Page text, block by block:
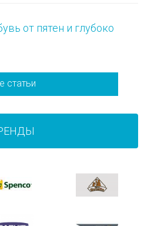
от пятен и глубоко
статьи